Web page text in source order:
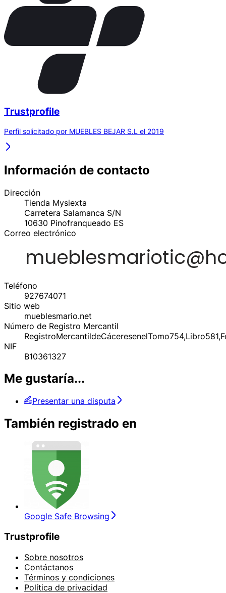
Trustprofile
Perfil solicitado por MUEBLES BEJAR S.L el 2019
Información de contacto
Dirección
Tienda Mysiexta
Carretera Salamanca S/N
10630 Pinofranqueado ES
Correo electrónico
Teléfono
927674071
Sitio web
mueblesmario.net
Número de Registro Mercantil
NIF
B10361327
Me gustaría...
Presentar una disputa
También registrado en
Google Safe Browsing
Trustprofile
Sobre nosotros
Contáctanos
Términos y condiciones
Política de privacidad